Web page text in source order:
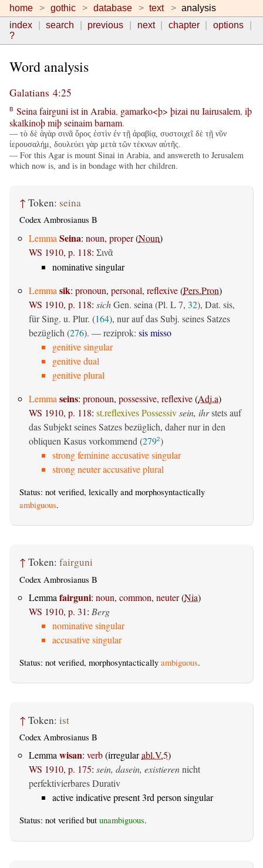
home gothic database text
analysis
index
search previous next chapter
options
?
Word analysis
Galatians 4:25
B Seina fairguni istin Arabia, gamarko<þ> þizai nu Iairusalem, iþ
skalkinoþmiþseinaimbarnam.
— τὸ δὲ ἁγὰρ σινᾶ ὄρος ἐστὶν ἐν τῇ ἀραβίᾳ, συστοιχεῖ δὲ τῇ νῦν
ἰερουσαλήμ, δουλεύει γὰρ μετὰ τῶν τέκνων αὐτῆς.
— For this Agar is mount Sinai in Arabia, and answereth to Jerusalem
which now is, and is in bondage with her children.
↑ Token: seina
Codex Ambrosianus B
Lemma Seina: noun, proper(Noun)
WS 1910, p. 118: Σινᾶ
nominative singular
Lemma sik: pronoun, personal, reflexive(Pers.Pron)
WS 1910, p. 118: sichGen. seina (Pl. L 7, 32), Dat. sis,
für Sing. u. Plur. (164), nur auf das Subj. seines Satzes
bezüglich (276). — reziprok: sis misso
genitive singular
genitive dual
genitive plural
Lemma seins: pronoun, possessive, reflexive(Adj.a)
WS 1910, p. 118: st.reflexives Possessivsein, ihrstets auf
das Subjekt seines Satzes bezüglich, daher nur in den
obliquen Kasus vorkommend (2792)
strong feminine accusative singular
strong neuter accusative plural
Status: not verified, lexically and morphosyntactically
ambiguous.
↑ Token: fairguni
Codex Ambrosianus B
Lemma fairguni: noun, common, neuter(Nia)
WS 1910, p. 31: Berg
nominative singular
accusative singular
Status: not verified, morphosyntactically ambiguous.
↑ Token: ist
Codex Ambrosianus B
Lemmawisan: verb(irregularabl.V.5)
WS 1910, p. 175: sein, dasein, existierennicht
perfektivierbares Durativ
active indicative present 3rd person singular
Status: not verified but unambiguous.